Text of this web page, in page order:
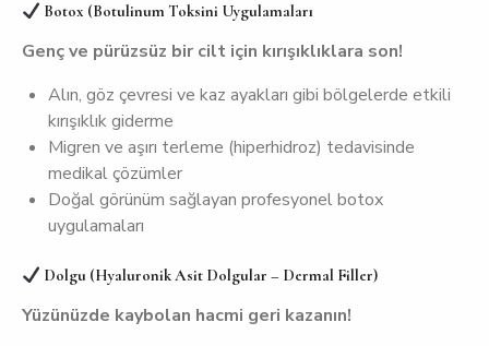
Botox (Botulinum Toksini Uygulamaları
Genç ve pürüzsüz bir cilt için kırışıklıklara son!
Alın, göz çevresi ve kaz ayakları gibi bölgelerde etkili
kırışıklık giderme
Migren ve aşırı terleme (hiperhidroz) tedavisinde
medikal çözümler
Doğal görünüm sağlayan profesyonel botox
uygulamaları
Dolgu (Hyaluronik Asit Dolgular – Dermal Filler)
Yüzünüzde kaybolan hacmi geri kazanın!